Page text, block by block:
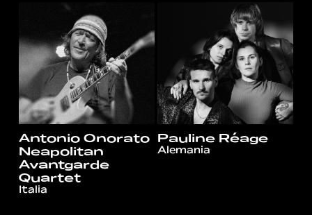
Antonio Onorato
Neapolitan
Avantgarde
Quartet
Italia
Pauline Réage
Alemania